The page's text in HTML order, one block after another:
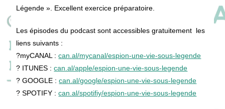
Légende ». Excellent exercice préparatoire.
Les épisodes du podcast sont accessibles gratuitement les
liens suivants :
?myCANAL :can.al/mycanal/espion-une-vie-sous-legende
? ITUNES :can.al/apple/espion-une-vie-sous-legende
? GOOGLE :can.al/google/espion-une-vie-sous-legende
? SPOTIFY :can.al/spotifiy/espion-une-vie-sous-legende